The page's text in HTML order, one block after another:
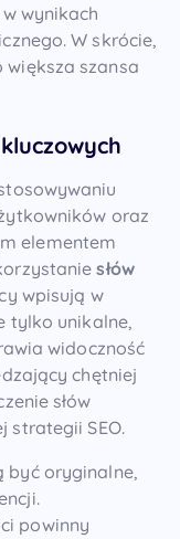
wynikach
W skrócie,
szansa
oraz
elementem
słów
wpisują w
tylko unikalne,
widoczność
chętniej
słów
strategii SEO.
być oryginalne,
powinny